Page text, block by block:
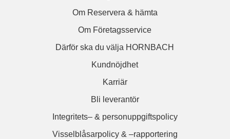
Om Reservera & hämta
Om Företagsservice
Därför ska du välja HORNBACH
Kundnöjdhet
Karriär
Bli leverantör
Integritets– & personuppgiftspolicy
Visselblåsarpolicy & –rapportering